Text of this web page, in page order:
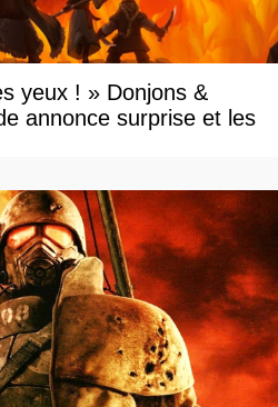
yeux ! » Donjons &
annonce surprise et les